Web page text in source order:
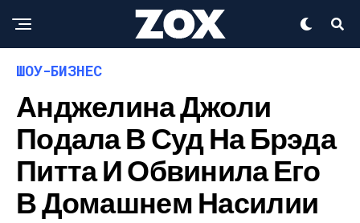
ШОУ-БИЗНЕС
Анджелина Джоли
Подала В Суд На Брэда
Питта И Обвинила Его
В Домашнем Насилии